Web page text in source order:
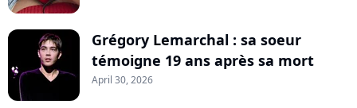
Grégory Lemarchal : sa soeur
témoigne 19 ans après sa mort
April 30, 2026